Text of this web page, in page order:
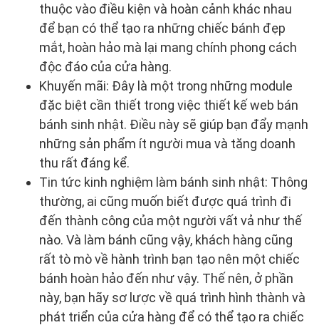
thuộc vào điều kiện và hoàn cảnh khác nhau
để bạn có thể tạo ra những chiếc bánh đẹp
mắt, hoàn hảo mà lại mang chính phong cách
độc đáo của cửa hàng.
Khuyến mãi: Đây là một trong những module
đặc biệt cần thiết trong việc thiết kế web bán
bánh sinh nhật. Điều này sẽ giúp bạn đẩy mạnh
những sản phẩm ít người mua và tăng doanh
thu rất đáng kể.
Tin tức kinh nghiệm làm bánh sinh nhật: Thông
thường, ai cũng muốn biết được quá trình đi
đến thành công của một người vất vả như thế
nào. Và làm bánh cũng vậy, khách hàng cũng
rất tò mò về hành trình bạn tạo nên một chiếc
bánh hoàn hảo đến như vậy. Thế nên, ở phần
này, bạn hãy sơ lược về quá trình hình thành và
phát triển của cửa hàng để có thể tạo ra chiếc